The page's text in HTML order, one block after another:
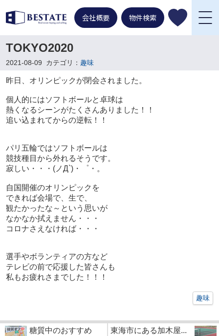
会社概要 物件検索
TOKYO2020
2021-08-09 カテゴリ： 趣味
昨日、オリンピックが閉会されました。
個人的にはソフトボールと卓球は
熱くなるシーンがたくさんありました！！
追い込まれてからの逆転！！
パリ五輪ではソフトボールは
競技種目から外れるそうです。
寂しい・・・(ノД`)・゜・。
自国開催のオリンピックを
できれば会場で、生で、
観たかったな～という思いが
なかなか拭えません・・・
コロナさえなければ・・・
選手やボランティアの方など
テレビの前で応援した皆さんも
私もお疲れさまでした！！！
趣味
糖質中のおすすめ
東海市にある加木屋...